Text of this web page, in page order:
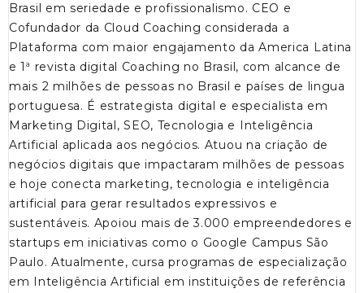
Brasil em seriedade e profissionalismo. CEO e
Cofundador da Cloud Coaching considerada a
Plataforma com maior engajamento da America Latina
e 1ª revista digital Coaching no Brasil, com alcance de
mais 2 milhões de pessoas no Brasil e países de lingua
portuguesa. É estrategista digital e especialista em
Marketing Digital, SEO, Tecnologia e Inteligência
Artificial aplicada aos negócios. Atuou na criação de
negócios digitais que impactaram milhões de pessoas
e hoje conecta marketing, tecnologia e inteligência
artificial para gerar resultados expressivos e
sustentáveis. Apoiou mais de 3.000 empreendedores e
startups em iniciativas como o Google Campus São
Paulo. Atualmente, cursa programas de especialização
em Inteligência Artificial em instituições de referência